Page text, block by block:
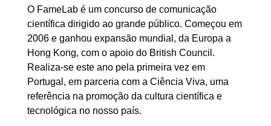
O FameLab é um concurso de comunicação
científica dirigido ao grande público. Começou em
2006 e ganhou expansão mundial, da Europa a
Hong Kong, com o apoio do British Council.
Realiza-se este ano pela primeira vez em
Portugal, em parceria com a Ciência Viva, uma
referência na promoção da cultura científica e
tecnológica no nosso país.